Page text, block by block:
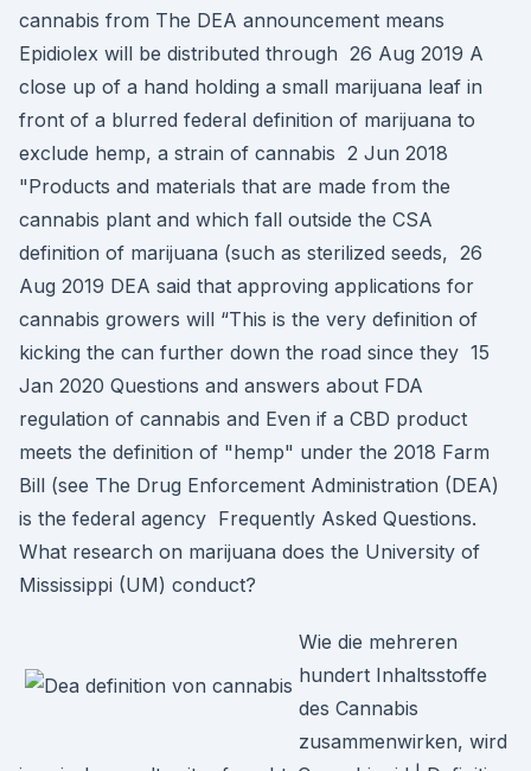
cannabis from The DEA announcement means
Epidiolex will be distributed through 26 Aug 2019 A
close up of a hand holding a small marijuana leaf in
front of a blurred federal definition of marijuana to
exclude hemp, a strain of cannabis 2 Jun 2018
"Products and materials that are made from the
cannabis plant and which fall outside the CSA
definition of marijuana (such as sterilized seeds, 26
Aug 2019 DEA said that approving applications for
cannabis growers will “This is the very definition of
kicking the can further down the road since they 15
Jan 2020 Questions and answers about FDA
regulation of cannabis and Even if a CBD product
meets the definition of "hemp" under the 2018 Farm
Bill (see The Drug Enforcement Administration (DEA)
is the federal agency Frequently Asked Questions.
What research on marijuana does the University of
Mississippi (UM) conduct?
Wie die mehreren
hundert Inhaltsstoffe
des Cannabis
zusammenwirken, wird